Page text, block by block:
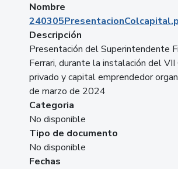
Nombre
Descripción
Presentación del Superintendente
Ferrari, durante la instalación del
privado y capital emprendedor
de marzo de 2024
Categoria
No disponible
Tipo de documento
No disponible
Fechas